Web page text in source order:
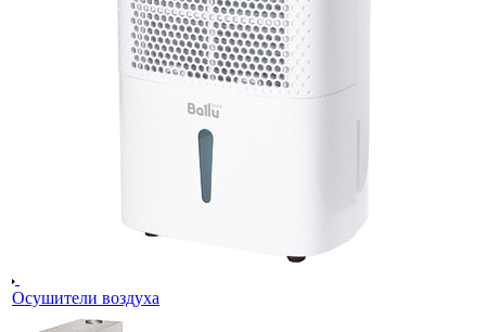
Осушители воздуха